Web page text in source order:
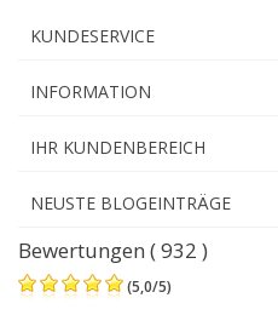
KUNDESERVICE
INFORMATION
IHR KUNDENBEREICH
NEUSTE BLOGEINTRÄGE
Bewertungen ( 932 )
(5,0/5)